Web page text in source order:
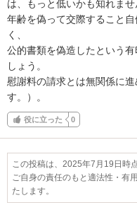
は、もっと低いかも知れませ
年齢を偽って交際すること
く、
公的書類を偽造したという
しょう。
慰謝料の請求とは無関係に
す。）。
役に立った 0
この投稿は、2025年7月19日時
ご自身の責任のもと適法性・有
たします。